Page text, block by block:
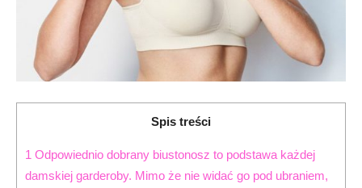
Spis treści
1 Odpowiednio dobrany biustonosz to podstawa każdej
damskiej garderoby. Mimo że nie widać go pod ubraniem,